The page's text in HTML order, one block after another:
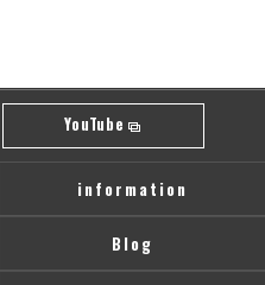
YouTube
information
Blog